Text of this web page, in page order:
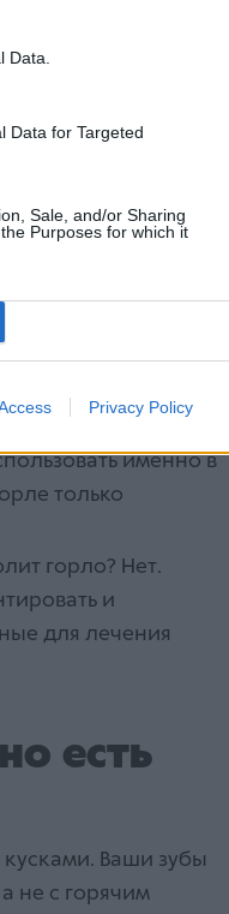
Data.
Data for Targeted
Sale, and/or Sharing
Purposes for which it
Privacy Policy
применять
слюну, а прохлада
как средство
когда ребенок
но в каждом случае
операцию.
действительно
именно в
только
горло? Нет.
и
для лечения
есть
Ваши зубы
не с горячим